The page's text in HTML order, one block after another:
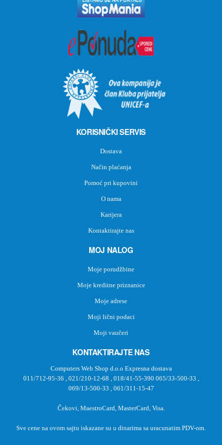
KORISNIČKI SERVIS
Dostava
Način plaćanja
Pomoć pri kupovini
O nama
Karijera
Kontaktirajte nas
MOJ NALOG
Moje porudžbine
Moje kreditne priznanice
Moje adrese
Moji lični podaci
Moji vaučeri
KONTAKTIRAJTE NAS
Computers Web Shop d.o.o Expresna dostava
011/712-95-36 , 021/210-12-68 , 018/41-55-390 065/33-500-33 ,
069/13-500-33 , 061/311-15-47
Čekovi, MaestroCard, MasterCard, Visa.
Sve cene na ovom sajtu iskazane su u dinarima sa uracunatim PDV-om.